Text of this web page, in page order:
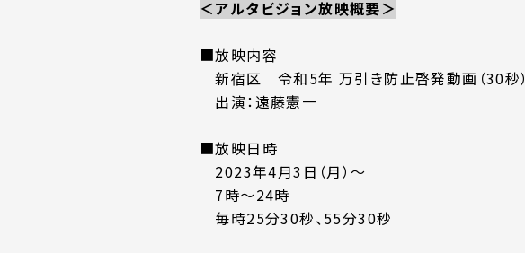
＜アルタビジョン放映概要＞
■放映内容
新宿区 令和5年 万引き防止啓発動画（30秒）
出演：遠藤憲一
■放映日時
2023年4月3日（月）～
7時～24時
毎時25分30秒、55分30秒